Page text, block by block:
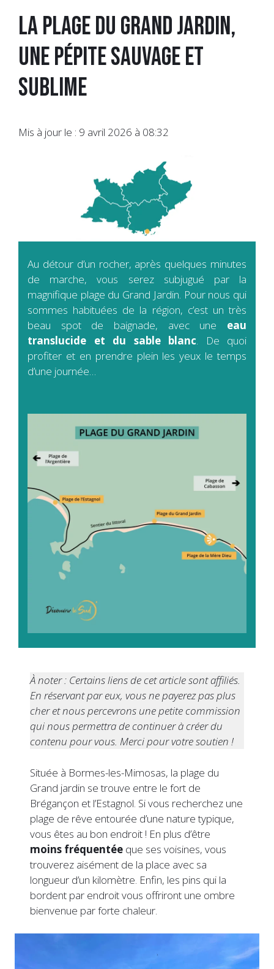
La plage du Grand Jardin,
une pépite sauvage et
sublime
Mis à jour le : 9 avril 2026 à 08:32
Au détour d’un rocher, après quelques minutes
de marche, vous serez subjugué par la
magnifique plage du Grand Jardin. Pour nous qui
sommes habituées de la région, c’est un très
beau spot de baignade, avec une eau
translucide et du sable blanc . De quoi
profiter et en prendre plein les yeux le temps
d’une journée…
À noter : Certains liens de cet article sont affiliés.
En réservant par eux, vous ne payerez pas plus
cher et nous percevrons une petite commission
qui nous permettra de continuer à créer du
contenu pour vous. Merci pour votre soutien !
Située à Bormes-les-Mimosas, la plage du
Grand jardin se trouve entre le fort de
Brégançon et l’Estagnol. Si vous recherchez une
plage de rêve entourée d’une nature typique,
vous êtes au bon endroit ! En plus d’être
moins fréquentée que ses voisines, vous
trouverez aisément de la place avec sa
longueur d’un kilomètre. Enfin, les pins qui la
bordent par endroit vous offriront une ombre
bienvenue par forte chaleur.